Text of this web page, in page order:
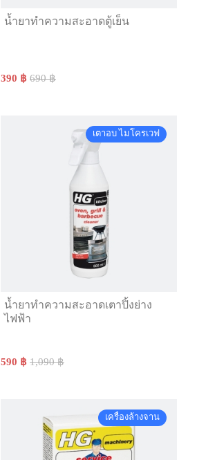
น้ำยาทำความสะอาดตู้เย็น
390 ฿ 690 ฿
เตาอบ ไมโครเวฟ
น้ำยาทำความสะอาดเตาปิ้งย่าง
ไฟฟ้า
590 ฿ 1,090 ฿
เครื่องล้างจาน